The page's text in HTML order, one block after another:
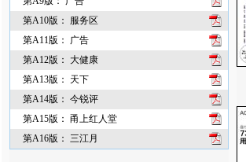
第A10版： 服务区
第A11版： 广告
第A12版： 大健康
第A13版： 天下
第A14版： 今锐评
第A15版： 甬上红人堂
第A16版： 三江月